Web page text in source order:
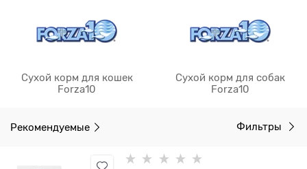
Сухой корм для кошек
Forza10
Сухой корм для собак
Forza10
Рекомендуемые Фильтры